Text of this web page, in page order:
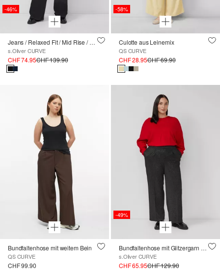
-46%
Jeans / Relaxed Fit / Mid Rise / Wide Leg
s.Oliver CURVE
CHF 74.95CHF 139.90
-58%
Culotte aus Leinemix
QS CURVE
CHF 28.95CHF 69.90
Bundfaltenhose mit weitem Bein
QS CURVE
CHF 99.90
-49%
Bundfaltenhose mit Glitzergarn und elastischem Bund
s.Oliver CURVE
CHF 65.95CHF 129.90